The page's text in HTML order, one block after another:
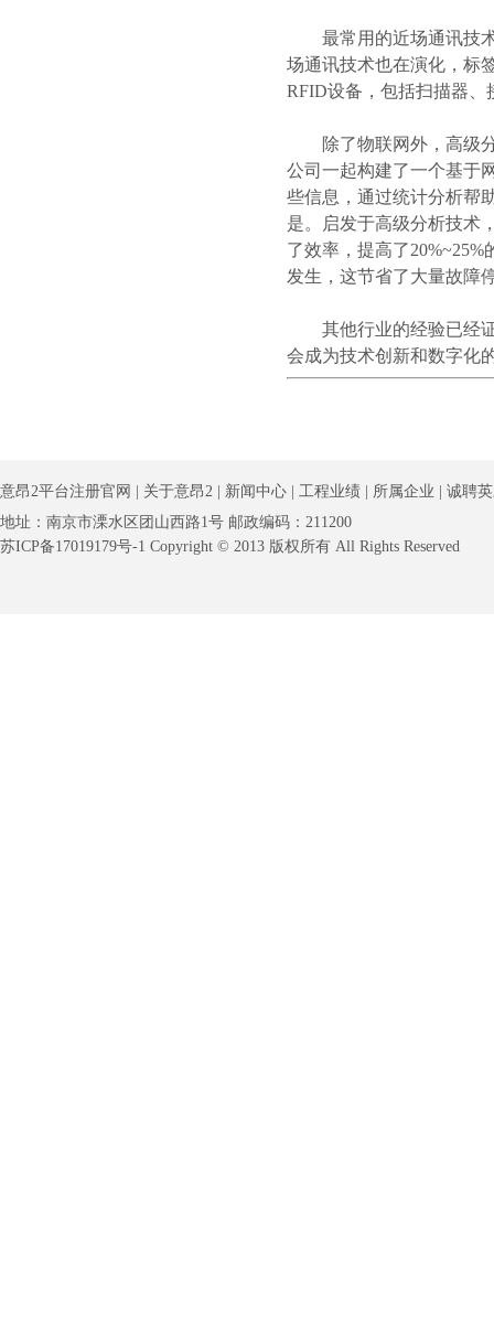
最常用的近场通讯技术
场通讯技术也在演化，标
RFID设备，包括扫描器
除了物联网外，高级分
公司一起构建了一个基于
些信息，通过统计分析帮
是。启发于高级分析技术
了效率，提高了
发生，这节省了大量故障
其他行业的经验已经证
会成为技术创新和数字化
意昂2平台注册官网 关于意昂2 新闻中心 工程业绩 所属企业
诚聘
地址：南京市溧水区团山西路1号 邮政编码：211200
苏ICP备17019179号-1 Copyright © 2013 版权所有 All Rights Reserved